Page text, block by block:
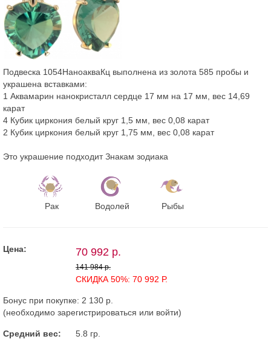
Подвеска 1054НаноакваКц выполнена из золота 585 пробы и
украшена вставками:
1 Аквамарин нанокристалл сердце 17 мм на 17 мм, вес 14,69
карат
4 Кубик циркония белый круг 1,5 мм, вес 0,08 карат
2 Кубик циркония белый круг 1,75 мм, вес 0,08 карат
Это украшение подходит Знакам зодиака
Рак Водолей Рыбы
Цена: 70 992 р.
141 984 р.
СКИДКА 50%: 70 992 Р.
Бонус при покупке: 2 130 р.
(необходимо зарегистрироваться или войти)
Средний вес: 5.8 гр.